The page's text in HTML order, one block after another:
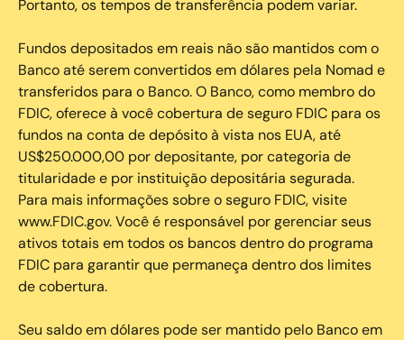
Portanto, os tempos de transferência podem variar.
Fundos depositados em reais não são mantidos com o
Banco até serem convertidos em dólares pela Nomad e
transferidos para o Banco. O Banco, como membro do
FDIC, oferece à você cobertura de seguro FDIC para os
fundos na conta de depósito à vista nos EUA, até
US$250.000,00 por depositante, por categoria de
titularidade e por instituição depositária segurada.
Para mais informações sobre o seguro FDIC, visite
www.FDIC.gov. Você é responsável por gerenciar seus
ativos totais em todos os bancos dentro do programa
FDIC para garantir que permaneça dentro dos limites
de cobertura.
Seu saldo em dólares pode ser mantido pelo Banco em